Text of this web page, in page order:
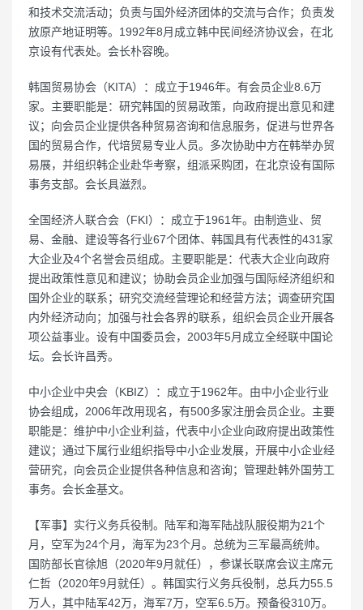
和技术交流活动；负责与国外经济团体的交流与合作；负责发
放原产地证明等。1992年8月成立韩中民间经济协议会，在北
京设有代表处。会长朴容晚。
韩国贸易协会（KITA）：成立于1946年。有会员企业8.6万
家。主要职能是：研究韩国的贸易政策，向政府提出意见和建
议；向会员企业提供各种贸易咨询和信息服务，促进与世界各
国的贸易合作，代培贸易专业人员。多次协助中方在韩举办贸
易展，并组织韩企业赴华考察，组派采购团，在北京设有国际
事务支部。会长具滋烈。
全国经济人联合会（FKI）：成立于1961年。由制造业、贸
易、金融、建设等各行业67个团体、韩国具有代表性的431家
大企业及4个名誉会员组成。主要职能是：代表大企业向政府
提出政策性意见和建议；协助会员企业加强与国际经济组织和
国外企业的联系；研究交流经营理论和经营方法；调查研究国
内外经济动向；加强与社会各界的联系，组织会员企业开展各
项公益事业。设有中国委员会，2003年5月成立全经联中国论
坛。会长许昌秀。
中小企业中央会（KBIZ）：成立于1962年。由中小企业行业
协会组成，2006年改用现名，有500多家注册会员企业。主要
职能是：维护中小企业利益，代表中小企业向政府提出政策性
建议；通过下属行业组织指导中小企业发展，开展中小企业经
营研究，向会员企业提供各种信息和咨询；管理赴韩外国劳工
事务。会长金基文。
【军事】实行义务兵役制。陆军和海军陆战队服役期为21个
月，空军为24个月，海军为23个月。总统为三军最高统帅。
国防部长官徐旭（2020年9月就任），参谋长联席会议主席元
仁哲（2020年9月就任）。韩国实行义务兵役制，总兵力55.5
万人，其中陆军42万，海军7万，空军6.5万。预备役310万。